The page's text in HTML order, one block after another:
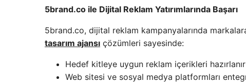
5brand.co ile Dijital Reklam Yatırımlarında Başarı
5brand.co, dijital reklam kampanyalarında
tasarım ajansı çözümleri sayesinde:
Hedef kitleye uygun reklam içerikleri hazırlanır
Web sitesi ve sosyal medya platformları